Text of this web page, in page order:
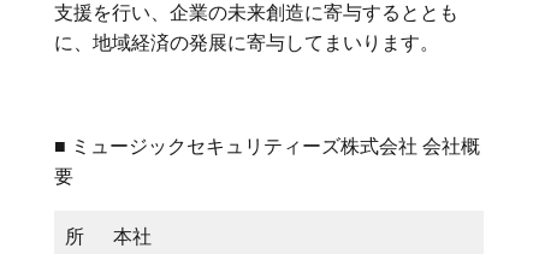
支援を行い、企業の未来創造に寄与するととも
に、地域経済の発展に寄与してまいります。
■ ミュージックセキュリティーズ株式会社 会社概
要
所
本社